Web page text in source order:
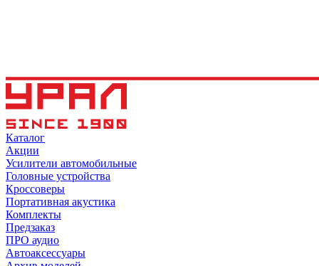
Каталог
Акции
Усилители автомобильные
Головные устройства
Кроссоверы
Портативная акустика
Комплекты
Предзаказ
ПРО аудио
Автоаксессуары